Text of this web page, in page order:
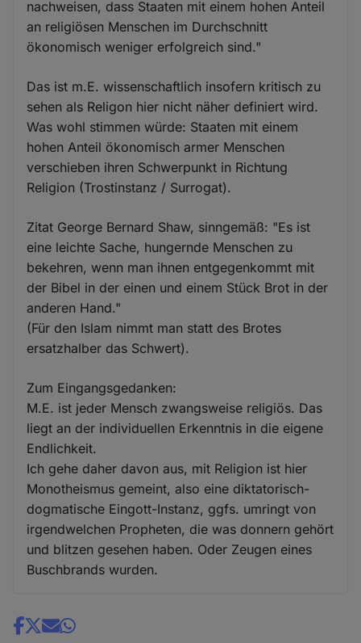
nachweisen, dass Staaten mit einem hohen Anteil
an religiösen Menschen im Durchschnitt
ökonomisch weniger erfolgreich sind."
Das ist m.E. wissenschaftlich insofern kritisch zu
sehen als Religon hier nicht näher definiert wird.
Was wohl stimmen würde: Staaten mit einem
hohen Anteil ökonomisch armer Menschen
verschieben ihren Schwerpunkt in Richtung
Religion (Trostinstanz / Surrogat).
Zitat George Bernard Shaw, sinngemäß: "Es ist
eine leichte Sache, hungernde Menschen zu
bekehren, wenn man ihnen entgegenkommt mit
der Bibel in der einen und einem Stück Brot in der
anderen Hand."
(Für den Islam nimmt man statt des Brotes
ersatzhalber das Schwert).
Zum Eingangsgedanken:
M.E. ist jeder Mensch zwangsweise religiös. Das
liegt an der individuellen Erkenntnis in die eigene
Endlichkeit.
Ich gehe daher davon aus, mit Religion ist hier
Monotheismus gemeint, also eine diktatorisch-
dogmatische Eingott-Instanz, ggfs. umringt von
irgendwelchen Propheten, die was donnern gehört
und blitzen gesehen haben. Oder Zeugen eines
Buschbrands wurden.
Share